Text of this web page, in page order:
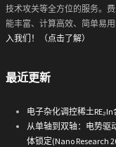
技术攻关等全方位的服务。
能丰富、计算高效、简单易
入我们！（点击了解）
最近更新
电子杂化调控稀土
从单轴到双轴：电势驱
体锁定(Nano Research